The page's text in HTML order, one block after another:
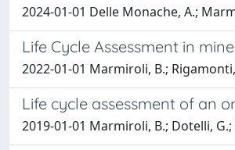
2024-01-01 Delle Monache, A.;
Life Cycle Assessment in
2022-01-01 Marmiroli, B.;
Life cycle assessment of an
2019-01-01 Marmiroli, B.; Dotelli, G.;